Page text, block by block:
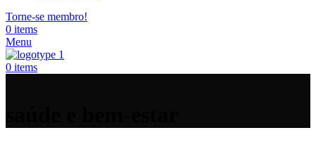
Torne-se membro!
0 items
Menu
0 items